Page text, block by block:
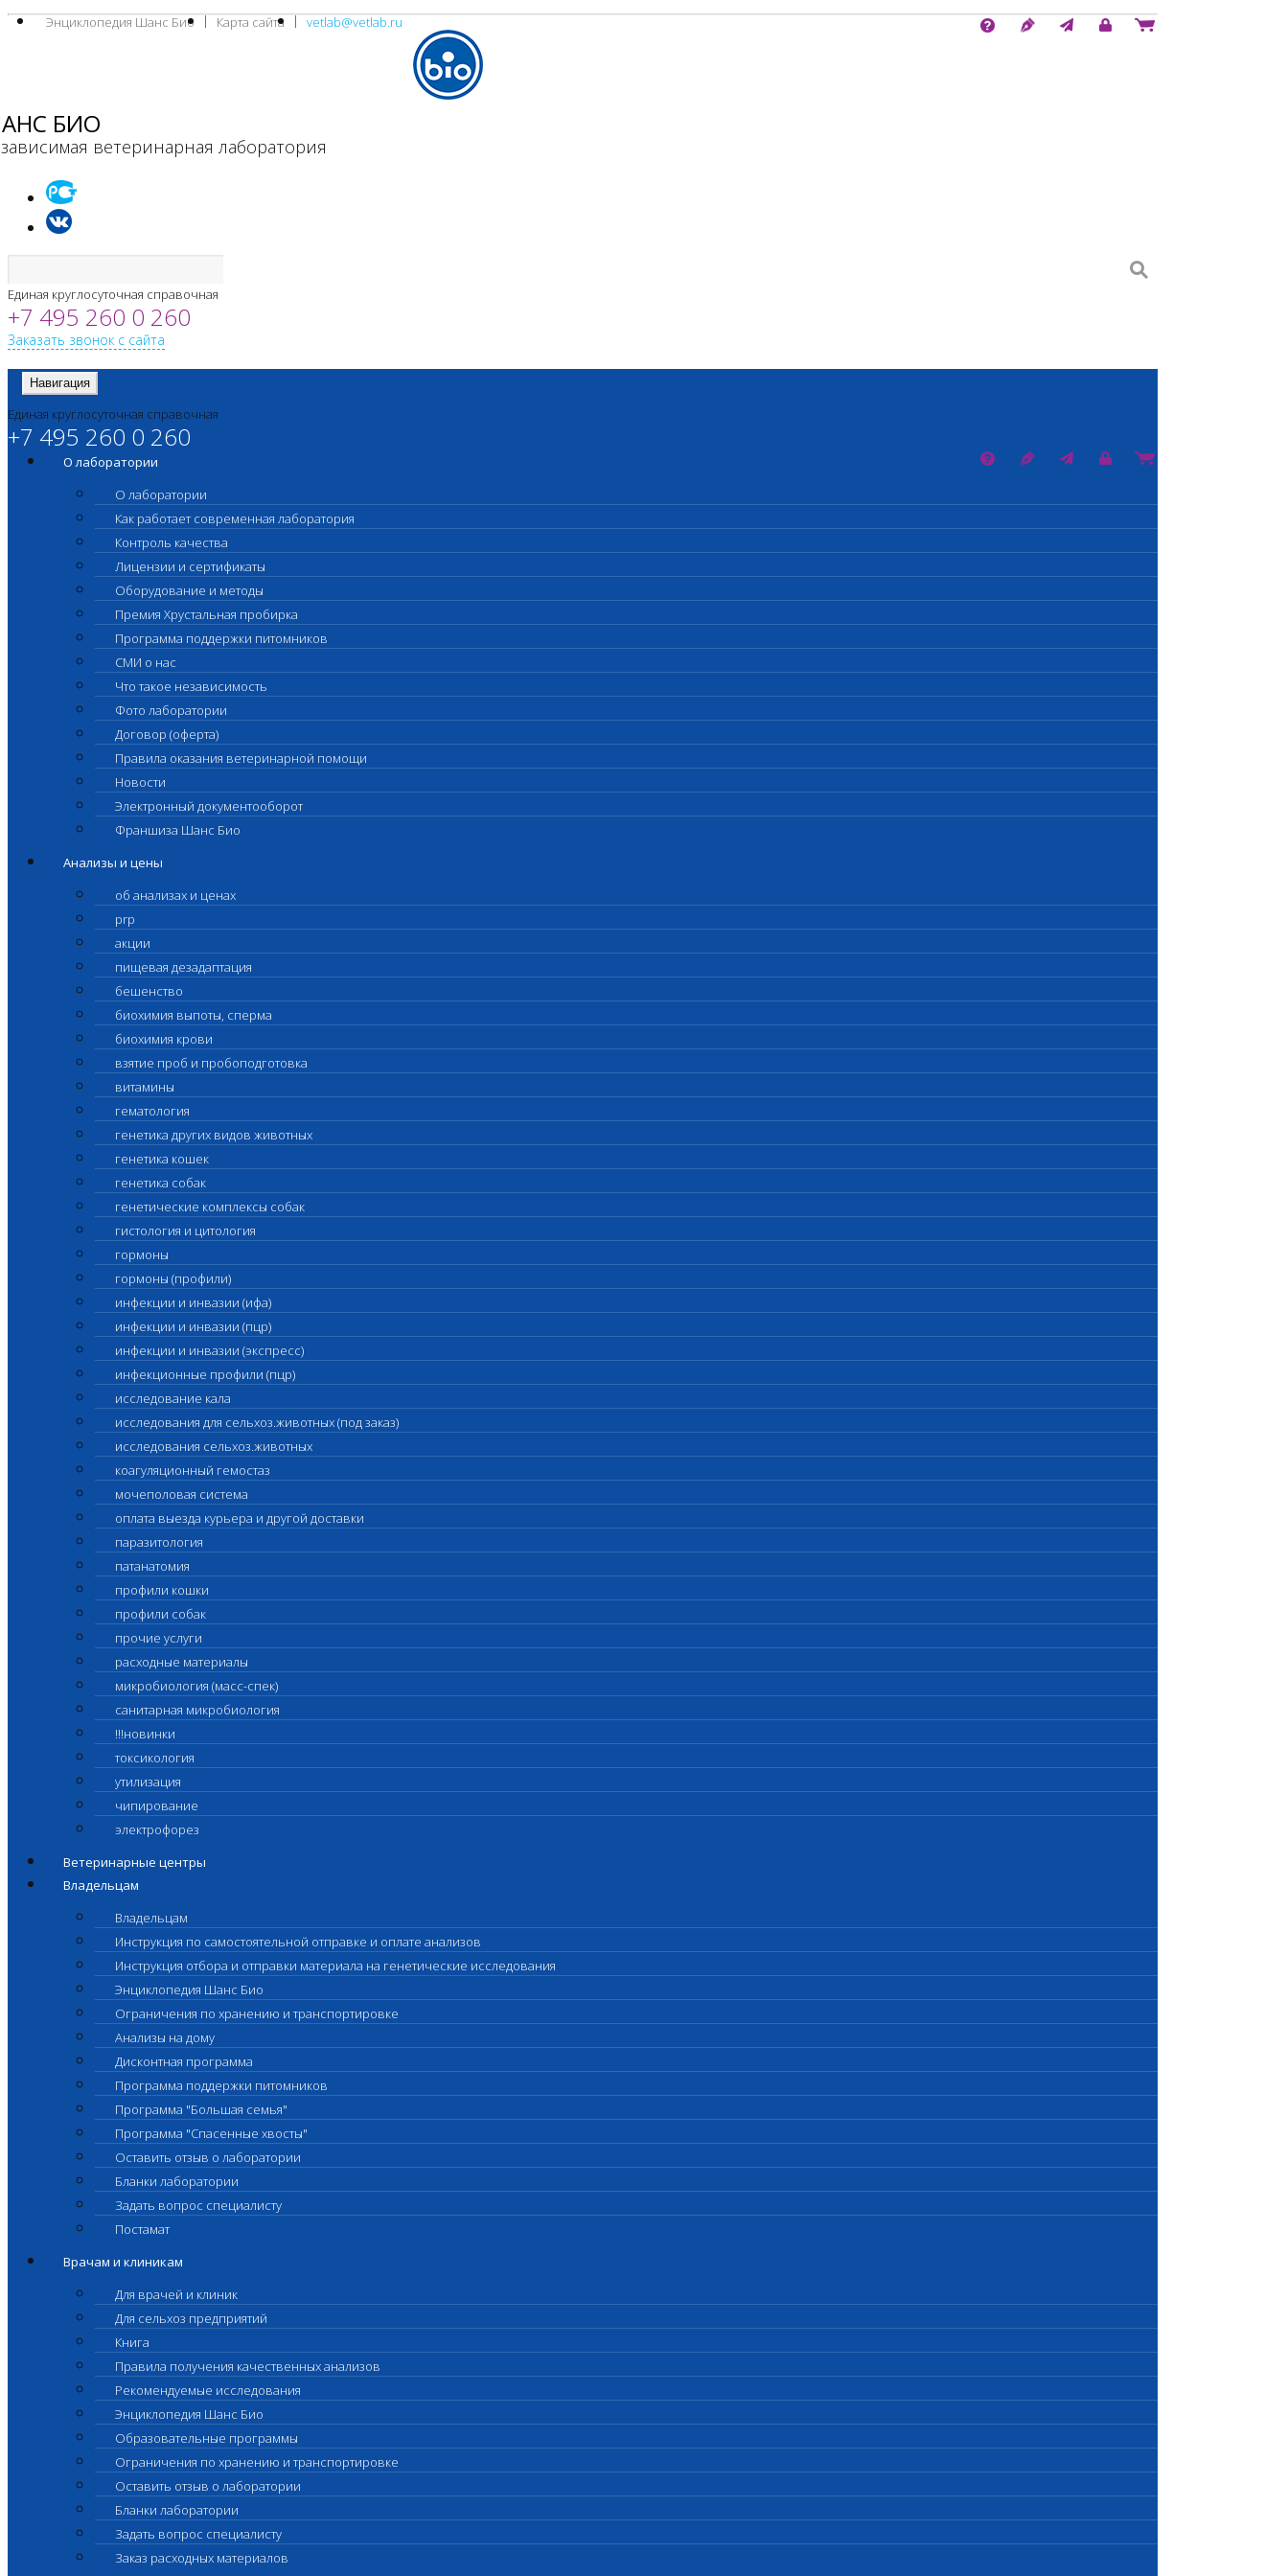
Энциклопедия Шанс Био Карта сайта vetlab@vetlab.ru
БИО
ветеринарная лаборатория
Единая круглосуточная справочная
+7 495 260 0 260
Заказать звонок с сайта
Навигация
Единая круглосуточная справочная
+7 495 260 0 260
О лаборатории
О лаборатории
Как работает современная лаборатория
Контроль качества
Лицензии и сертификаты
Оборудование и методы
Премия Хрустальная пробирка
Программа поддержки питомников
СМИ о нас
Что такое независимость
Фото лаборатории
Договор (оферта)
Правила оказания ветеринарной помощи
Новости
Электронный документооборот
Франшиза Шанс Био
Анализы и цены
об анализах и ценах
prp
акции
пищевая дезадаптация
бешенство
биохимия выпоты, сперма
биохимия крови
взятие проб и пробоподготовка
витамины
гематология
генетика других видов животных
генетика кошек
генетика собак
генетические комплексы собак
гистология и цитология
гормоны
гормоны (профили)
инфекции и инвазии (ифа)
инфекции и инвазии (пцр)
инфекции и инвазии (экспресс)
инфекционные профили (пцр)
исследование кала
исследования для сельхоз.животных (под заказ)
исследования сельхоз.животных
коагуляционный гемостаз
мочеполовая система
оплата выезда курьера и другой доставки
паразитология
патанатомия
профили кошки
профили собак
прочие услуги
расходные материалы
микробиология (масс-спек)
санитарная микробиология
!!!новинки
токсикология
утилизация
чипирование
электрофорез
Ветеринарные центры
Владельцам
Владельцам
Инструкция по самостоятельной отправке и оплате анализов
Инструкция отбора и отправки материала на генетические исследования
Энциклопедия Шанс Био
Ограничения по хранению и транспортировке
Анализы на дому
Дисконтная программа
Программа поддержки питомников
Программа "Большая семья"
Программа "Спасенные хвосты"
Оставить отзыв о лаборатории
Бланки лаборатории
Задать вопрос специалисту
Постамат
Врачам и клиникам
Для врачей и клиник
Для сельхоз предприятий
Книга
Правила получения качественных анализов
Рекомендуемые исследования
Энциклопедия Шанс Био
Образовательные программы
Ограничения по хранению и транспортировке
Оставить отзыв о лаборатории
Бланки лаборатории
Задать вопрос специалисту
Заказ расходных материалов